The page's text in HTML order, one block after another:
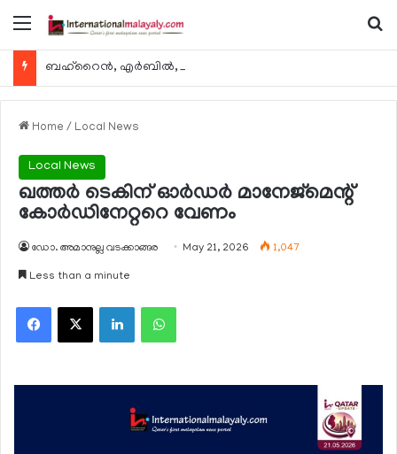
Menu
Home / Local News
Local News
ഖത്തര്‍ ടെകിന് ഓര്‍ഡര്‍ മാനേജ്‌മെന്റ്
കോര്‍ഡിനേറ്ററെ വേണം
ഡോ. അമാനുല്ല വടക്കാങ്ങര May 21, 2026 1,047
Less than a minute
Facebook
X LinkedInWhatsApp